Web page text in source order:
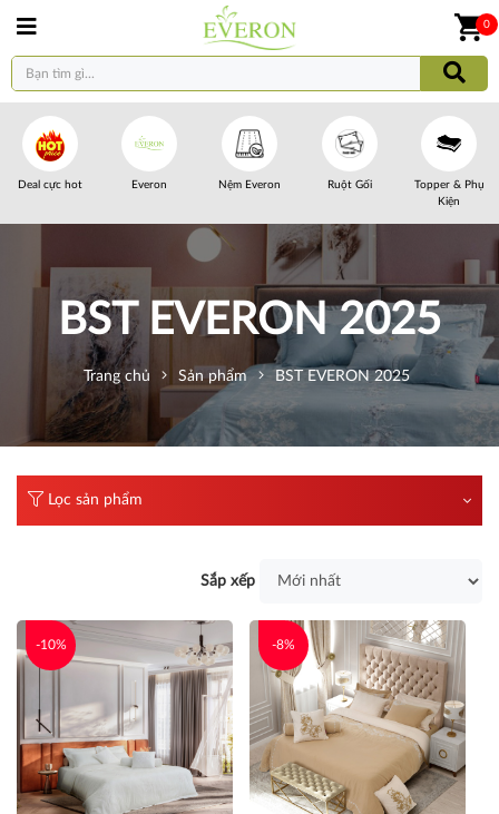
0
Deal cực hot Everon Nệm Everon Ruột Gối
Topper & Phụ
Kiện
BST EVERON 2025
Trang chủ Sản phẩm BST EVERON 2025
Lọc sản phẩm
Sắp xếp
-10% -8%